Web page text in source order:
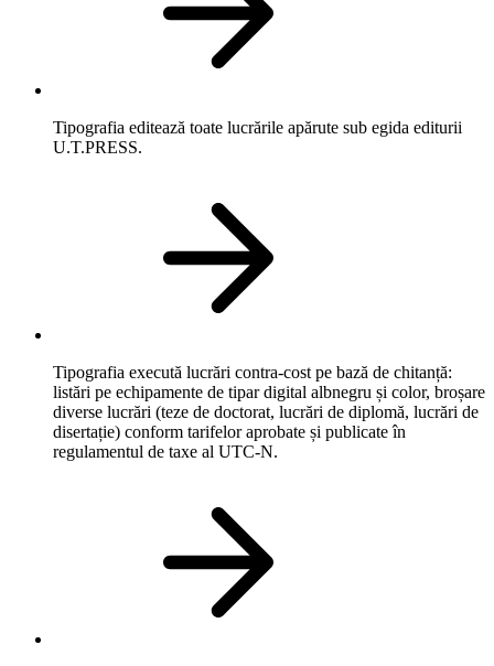
Tipografia editează toate lucrările apărute sub egida editurii
U.T.PRESS.
Tipografia execută lucrări contra-cost pe bază de chitanță:
listări pe echipamente de tipar digital albnegru și color, broșare
diverse lucrări (teze de doctorat, lucrări de diplomă, lucrări de
disertație) conform tarifelor aprobate și publicate în
regulamentul de taxe al UTC-N.